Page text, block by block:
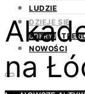
LUDZIE
DZIEJE SIĘ
ODKRYJ
NOWOŚCI
na